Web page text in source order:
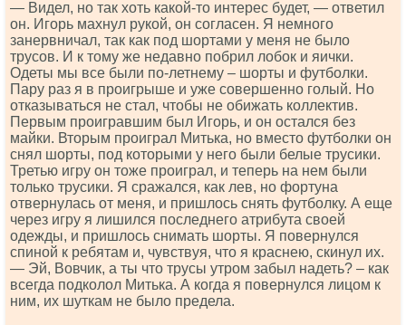
— Видел, но так хоть какой-то интерес будет, — ответил
он. Игорь махнул рукой, он согласен. Я немного
занервничал, так как под шортами у меня не было
трусов. И к тому же недавно побрил лобок и яички.
Одеты мы все были по-летнему – шорты и футболки.
Пару раз я в проигрыше и уже совершенно голый. Но
отказываться не стал, чтобы не обижать коллектив.
Первым проигравшим был Игорь, и он остался без
майки. Вторым проиграл Митька, но вместо футболки он
снял шорты, под которыми у него были белые трусики.
Третью игру он тоже проиграл, и теперь на нем были
только трусики. Я сражался, как лев, но фортуна
отвернулась от меня, и пришлось снять футболку. А еще
через игру я лишился последнего атрибута своей
одежды, и пришлось снимать шорты. Я повернулся
спиной к ребятам и, чувствуя, что я краснею, скинул их.
— Эй, Вовчик, а ты что трусы утром забыл надеть? – как
всегда подколол Митька. А когда я повернулся лицом к
ним, их шуткам не было предела.